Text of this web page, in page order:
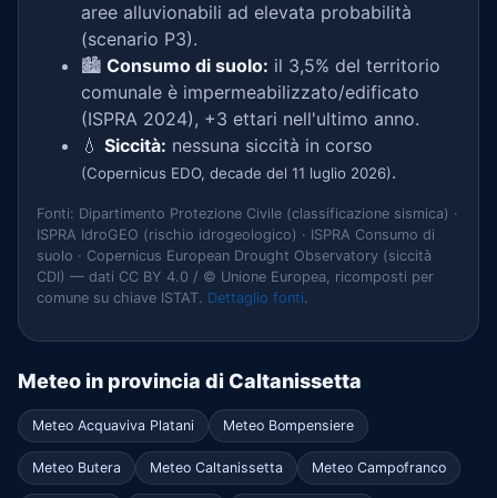
aree alluvionabili ad elevata probabilità
(scenario P3).
🏙️ Consumo di suolo: il 3,5% del territorio
comunale è impermeabilizzato/edificato
(ISPRA 2024), +3 ettari nell'ultimo anno.
💧 Siccità: nessuna siccità in corso
(Copernicus EDO, decade del 11 luglio 2026).
Fonti: Dipartimento Protezione Civile (classificazione sismica) ·
ISPRA IdroGEO (rischio idrogeologico) · ISPRA Consumo di
suolo · Copernicus European Drought Observatory (siccità
CDI) — dati CC BY 4.0 / © Unione Europea, ricomposti per
comune su chiave ISTAT. Dettaglio fonti.
Meteo in provincia di Caltanissetta
Meteo Acquaviva Platani Meteo Bompensiere
Meteo Butera Meteo Caltanissetta Meteo Campofranco